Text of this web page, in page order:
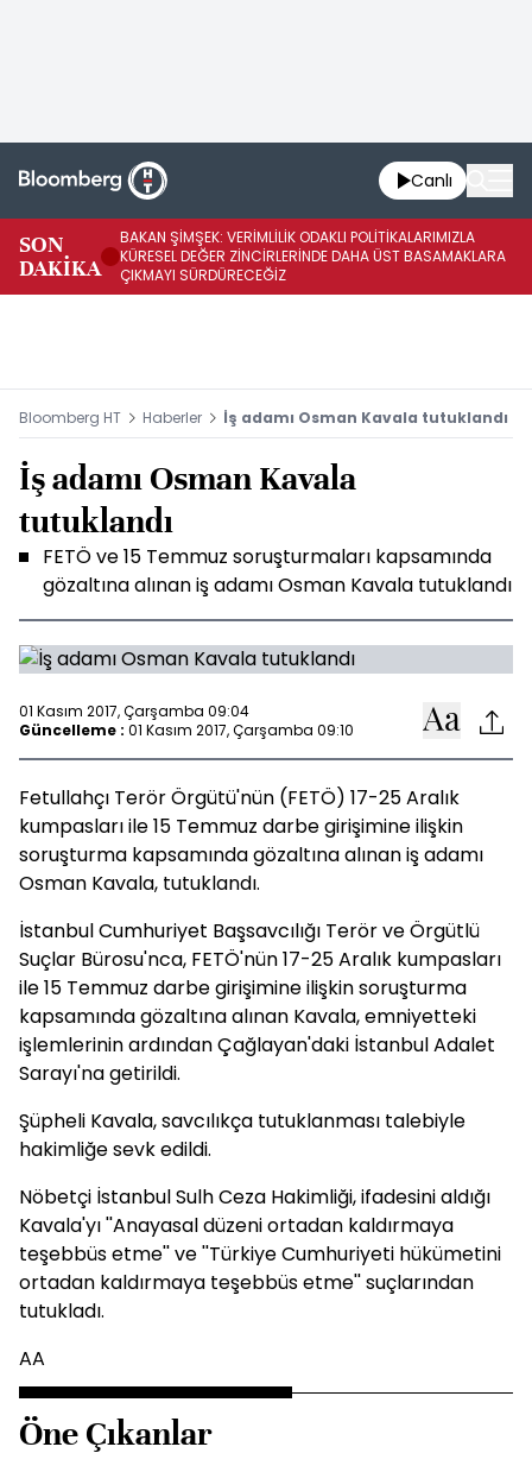
Canlı
SON
DAKİKA
BAKAN ŞİMŞEK: VERİMLİLİK ODAKLI POLİTİKALARIMIZLA
KÜRESEL DEĞER ZİNCİRLERİNDE DAHA ÜST BASAMAKLARA
ÇIKMAYI SÜRDÜRECEĞİZ
Bloomberg HT Haberler İş adamı Osman Kavala tutuklandı
İş adamı Osman Kavala
tutuklandı
FETÖ ve 15 Temmuz soruşturmaları kapsamında
gözaltına alınan iş adamı Osman Kavala tutuklandı
01 Kasım 2017, Çarşamba 09:04
Güncelleme : 01 Kasım 2017, Çarşamba 09:10
Fetullahçı Terör Örgütü'nün (FETÖ) 17-25 Aralık
kumpasları ile 15 Temmuz darbe girişimine ilişkin
soruşturma kapsamında gözaltına alınan iş adamı
Osman Kavala, tutuklandı.
İstanbul Cumhuriyet Başsavcılığı Terör ve Örgütlü
Suçlar Bürosu'nca, FETÖ'nün 17-25 Aralık kumpasları
ile 15 Temmuz darbe girişimine ilişkin soruşturma
kapsamında gözaltına alınan Kavala, emniyetteki
işlemlerinin ardından Çağlayan'daki İstanbul Adalet
Sarayı'na getirildi.
Şüpheli Kavala, savcılıkça tutuklanması talebiyle
hakimliğe sevk edildi.
Nöbetçi İstanbul Sulh Ceza Hakimliği, ifadesini aldığı
Kavala'yı ''Anayasal düzeni ortadan kaldırmaya
teşebbüs etme'' ve ''Türkiye Cumhuriyeti hükümetini
ortadan kaldırmaya teşebbüs etme'' suçlarından
tutukladı.
AA
Öne Çıkanlar